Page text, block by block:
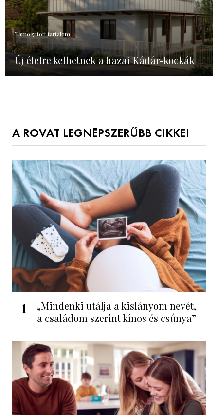
Támogatott tartalom
Új életre kelhetnek a hazai Kádár-kockák
A ROVAT LEGNÉPSZERŰBB CIKKEI
1
„Mindenki utálja a kislányom nevét,
a családom szerint kínos és csúnya”